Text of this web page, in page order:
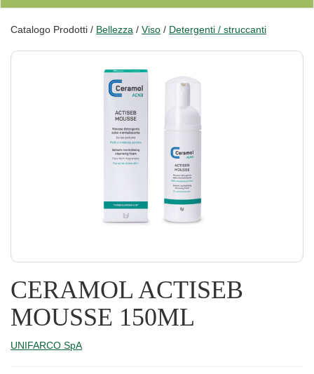
Catalogo Prodotti / Bellezza / Viso / Detergenti / struccanti
CERAMOL ACTISEB
MOUSSE 150ML
UNIFARCO SpA